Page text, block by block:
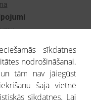
sīkdatnes
nodrošināšanai.
tām nav jāiegūst
šajā vietnē
sīkdatnes. Lai